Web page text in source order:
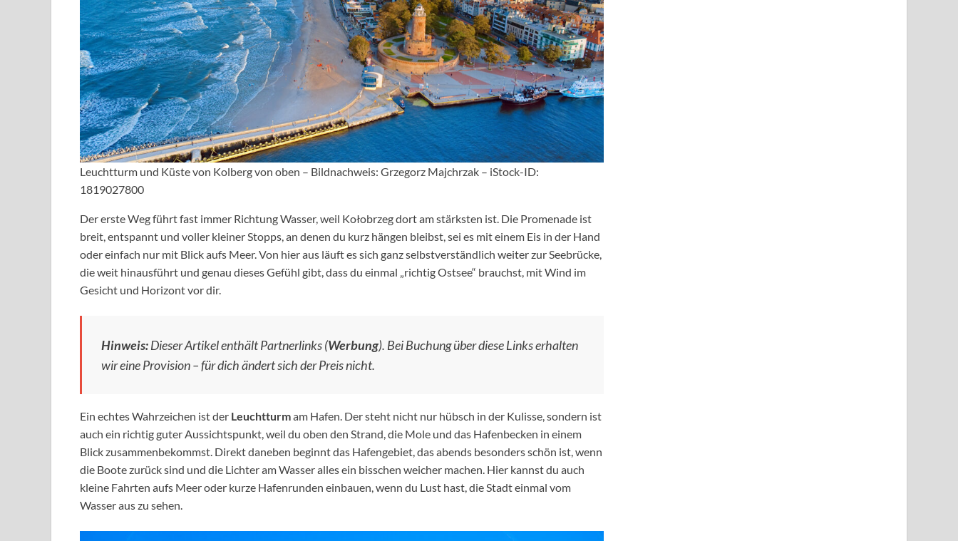
Leuchtturm und Küste von Kolberg von oben – Bildnachweis: Grzegorz Majchrzak – iStock-ID:
1819027800
Der erste Weg führt fast immer Richtung Wasser, weil Kołobrzeg dort am stärksten ist. Die Promenade ist
breit, entspannt und voller kleiner Stopps, an denen du kurz hängen bleibst, sei es mit einem Eis in der Hand
oder einfach nur mit Blick aufs Meer. Von hier aus läuft es sich ganz selbstverständlich weiter zur Seebrücke,
die weit hinausführt und genau dieses Gefühl gibt, dass du einmal „richtig Ostsee“ brauchst, mit Wind im
Gesicht und Horizont vor dir.
Hinweis:Dieser Artikel enthält Partnerlinks (Werbung). Bei Buchung über diese Links erhalten
wir eine Provision – für dich ändert sich der Preis nicht.
Ein echtes Wahrzeichen ist der Leuchtturmam Hafen. Der steht nicht nur hübsch in der Kulisse, sondern ist
auch ein richtig guter Aussichtspunkt, weil du oben den Strand, die Mole und das Hafenbecken in einem
Blick zusammenbekommst. Direkt daneben beginnt das Hafengebiet, das abends besonders schön ist, wenn
die Boote zurück sind und die Lichter am Wasser alles ein bisschen weicher machen. Hier kannst du auch
kleine Fahrten aufs Meer oder kurze Hafenrunden einbauen, wenn du Lust hast, die Stadt einmal vom
Wasser aus zu sehen.